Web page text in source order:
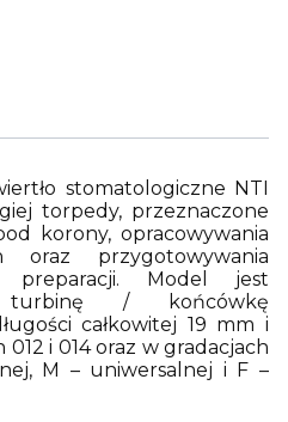
stomatologiczne NTI
torpedy, przeznaczone
korony, opracowywania
oraz przygotowywania
preparacji. Model jest
turbinę / końcówkę
całkowitej 19 mm i
i 014 oraz w gradacjach
M – uniwersalnej i F –